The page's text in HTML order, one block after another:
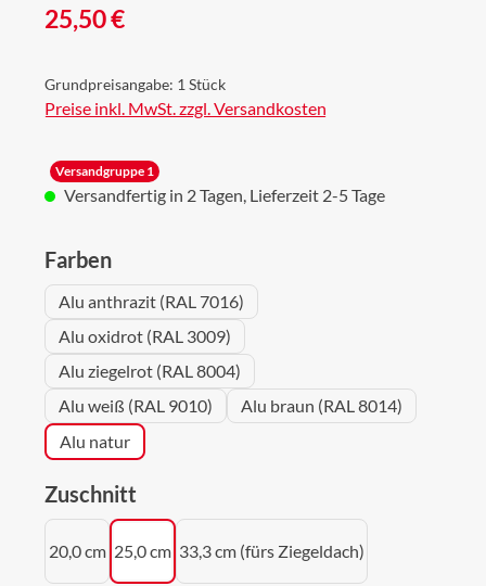
Regulärer Preis:
25,50 €
Grundpreisangabe: 1 Stück
Preise inkl. MwSt. zzgl. Versandkosten
Versandgruppe 1
Versandfertig in 2 Tagen, Lieferzeit 2-5 Tage
Farbenauswählen
Alu anthrazit (RAL 7016)
Alu oxidrot (RAL 3009)
Alu ziegelrot (RAL 8004)
Alu weiß (RAL 9010)
Alu braun (RAL 8014)
Alu natur
Zuschnitt
20,0 cm 25,0 cm 33,3 cm (fürs Ziegeldach)